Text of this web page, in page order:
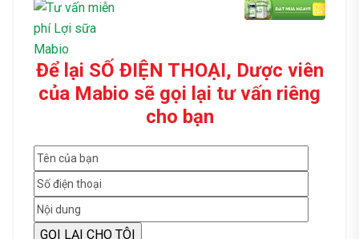
Để lại SỐ ĐIỆN THOẠI, Dược viên
của Mabio sẽ gọi lại tư vấn riêng
cho bạn